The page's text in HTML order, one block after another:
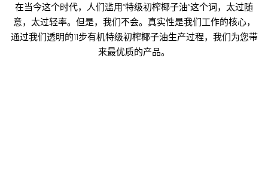
在当今这个时代，人们滥用“特级初榨椰子油”这个词，太过随
意，太过轻率。但是，我们不会。真实性是我们工作的核心，
通过我们透明的11步有机特级初榨椰子油生产过程，我们为您带
来最优质的产品。